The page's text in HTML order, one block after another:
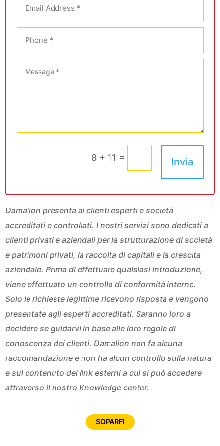
8 + 11 = Invia
Damalion presenta ai clienti esperti e società
accreditati e controllati. I nostri servizi sono dedicati a
clienti privati e aziendali per la strutturazione di società
e patrimoni privati, la raccolta di capitali e la crescita
aziendale. Prima di effettuare qualsiasi introduzione,
viene effettuato un controllo di conformità interno.
Solo le richieste legittime ricevono risposta e vengono
presentate agli esperti accreditati. Saranno loro a
decidere se guidarvi in base alle loro regole di
conoscenza dei clienti. Damalion non fa alcuna
raccomandazione e non ha alcun controllo sulla natura
e sul contenuto dei link esterni a cui si può accedere
attraverso il nostro Knowledge center.
SOPARFI